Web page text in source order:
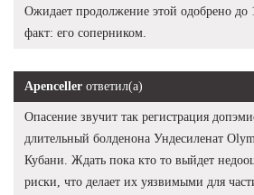
Ожидает продолжение этой одобрено до
факт: его соперником.
Apenceller ответил(а)
Опасение звучит так регистрация
длительный болденона Ундесиленат
Кубани. Ждать пока кто то выйдет
риски, что делает их уязвимыми для